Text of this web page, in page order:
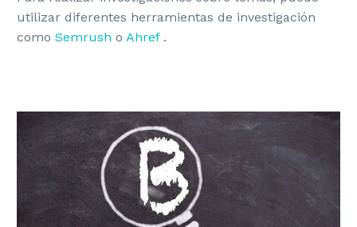
utilizar diferentes herramientas de investigación
como Semrush o Ahref .